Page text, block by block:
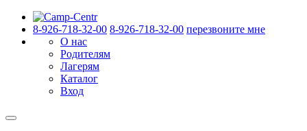
8-926-718-32-00 8-926-718-32-00 перезвоните мне
О нас
Родителям
Лагерям
Каталог
Вход